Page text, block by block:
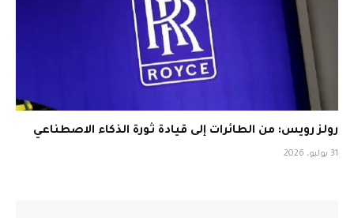
رولز رويس: من الطائرات إلى قيادة ثورة الذكاء الاصطناعي
31 يوليو، 2026